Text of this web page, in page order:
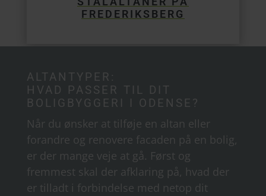
FREDERIKSBERG
ALTANTYPER:
HVAD PASSER TIL DIT
BOLIGBYGGERI I ODENSE?
Når du ønsker at tilføje en altan eller
forandre og renovere facaden på en bolig,
er der mange veje at gå. Først og
fremmest skal der afklaring på, hvad der
er tilladt i forbindelse med netop dit